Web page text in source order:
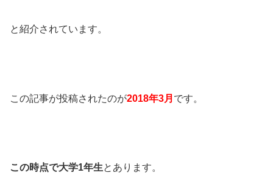
と紹介されています。
この記事が投稿されたのが2018年3月 です。
この時点で大学1年生とあります。